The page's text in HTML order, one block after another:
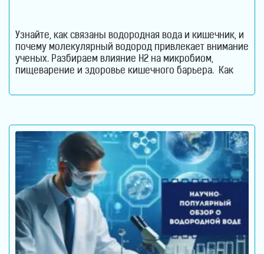
Узнайте, как связаны водородная вода и кишечник, и
почему молекулярный водород привлекает внимание
ученых. Разбираем влияние H2 на микробиом,
пищеварение и здоровье кишечного барьера. Как
Кишечник давно перестал считаться органом,
важнейших систем организма. Именно здесь